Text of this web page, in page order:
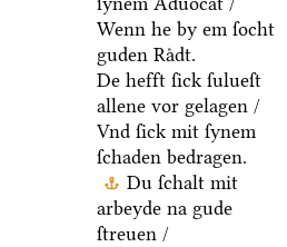
Wenn he by em ſocht
guden Raͤdt.
De hefft ſick ſulueſt
allene vor gelagen /
Vnd ſick mit ſynem
ſchaden bedragen.
Du ſchalt mit
arbeyde na gude
ſtreuen /